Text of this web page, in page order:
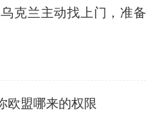
克兰主动找上门，准备
欧盟哪来的权限